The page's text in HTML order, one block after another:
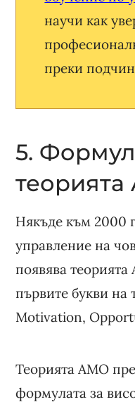
научи как
преки
5.
теорията
Някъде към 2000
управление на
появява теорията
първите букви на
Motivation,
Теорията AMO
формулата за